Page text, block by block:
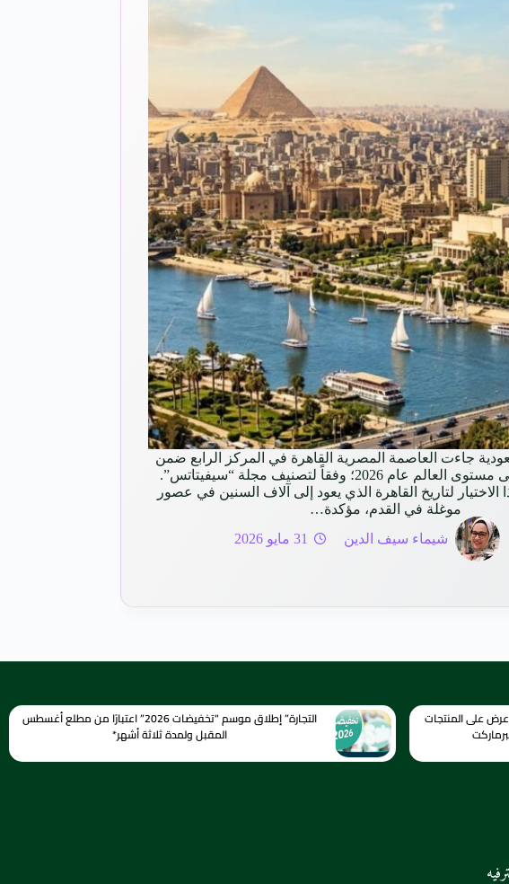
جاءت العاصمة المصرية القاهرة في المركز الرابع ضمن
أجمل 12 مدينة على مستوى العالم عام 2026؛ وفقاً لتصنيف مجلة “سيفيتاتس”.
لتاريخ القاهرة الذي يعود إلى آلاف السنين في عصور
موغلة في القدم، مؤكدة…
شيماء سيف الدين
31 مايو 2026
الأسعار تجتاح المملكة: أكثر من 2,000 عرض على المنتجات التجارة” إطلاق موسم “تخفيضات 2026” اعتبارًا من مطلع أغسطس
المقبل ولمدة ثلاثة أشهر*